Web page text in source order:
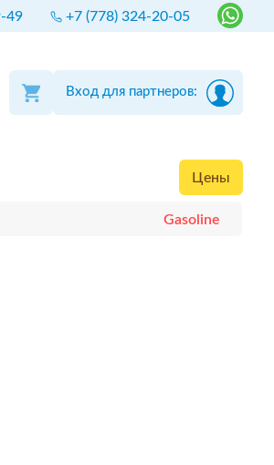
49 +7 (778) 324-20-05
Вход для партнеров:
Цены
Gasoline